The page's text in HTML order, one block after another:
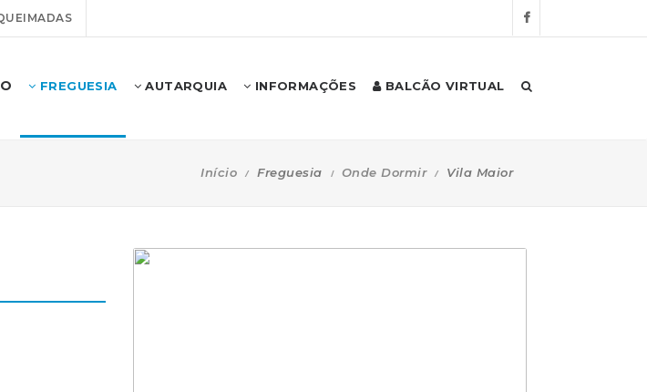
FREGUESIA AUTARQUIA INFORMAÇÕES BALCÃO VIRTUAL
Início Freguesia Onde Dormir Vila Maior